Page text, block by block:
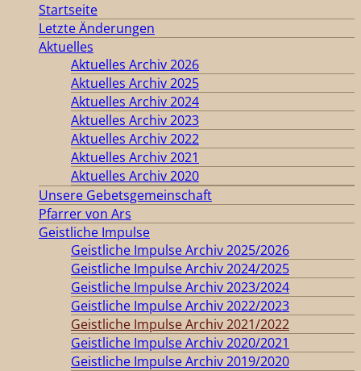
Startseite
Letzte Änderungen
Aktuelles
Aktuelles Archiv 2026
Aktuelles Archiv 2025
Aktuelles Archiv 2024
Aktuelles Archiv 2023
Aktuelles Archiv 2022
Aktuelles Archiv 2021
Aktuelles Archiv 2020
Unsere Gebetsgemeinschaft
Pfarrer von Ars
Geistliche Impulse
Geistliche Impulse Archiv 2025/2026
Geistliche Impulse Archiv 2024/2025
Geistliche Impulse Archiv 2023/2024
Geistliche Impulse Archiv 2022/2023
Geistliche Impulse Archiv 2021/2022
Geistliche Impulse Archiv 2020/2021
Geistliche Impulse Archiv 2019/2020